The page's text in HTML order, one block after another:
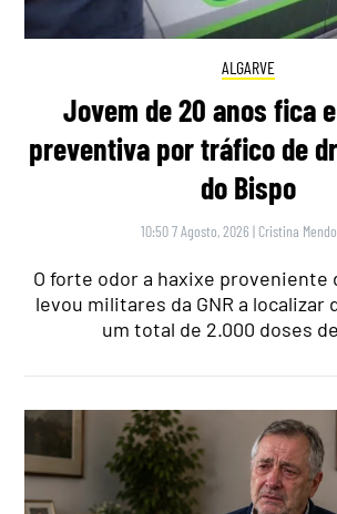
ALGARVE
Jovem de 20 anos fica
preventiva por tráfico de
do Bispo
10:50 7 Agosto, 2026 | Cristina
O forte odor a haxixe proveniente
levou militares da GNR a localizar
um total de 2.000 doses